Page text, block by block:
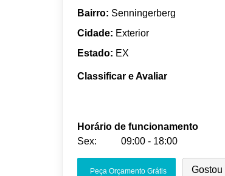
Bairro: Senningerberg
Cidade: Exterior
Estado: EX
Classificar e Avaliar
Horário de funcionamento
Sex:
09:00 - 18:00
Peça Orçamento Grátis Gostou